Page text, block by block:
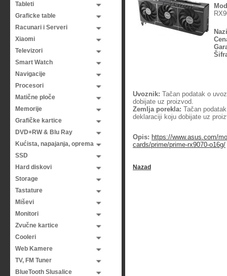
Tableti
Graficke table
Racunari i Serveri
Xiaomi
Televizori
Smart Watch
Navigacije
Procesori
Matične ploče
Memorije
Grafičke kartice
DVD+RW & Blu Ray
Kućista, napajanja, oprema
SSD
Hard diskovi
Storage
Tastature
Miševi
Monitori
Zvučne kartice
Cooleri
Web Kamere
TV, FM Tuner
BlueTooth Slusalice
Uvoznik: Tačan podatak o
dobijate uz proizvod.
Zemlja porekla: Tačan
deklaraciji koju dobijate uz
Opis: https://www.asus.com/
cards/prime/prime-rx9070-o16g/
Nazad